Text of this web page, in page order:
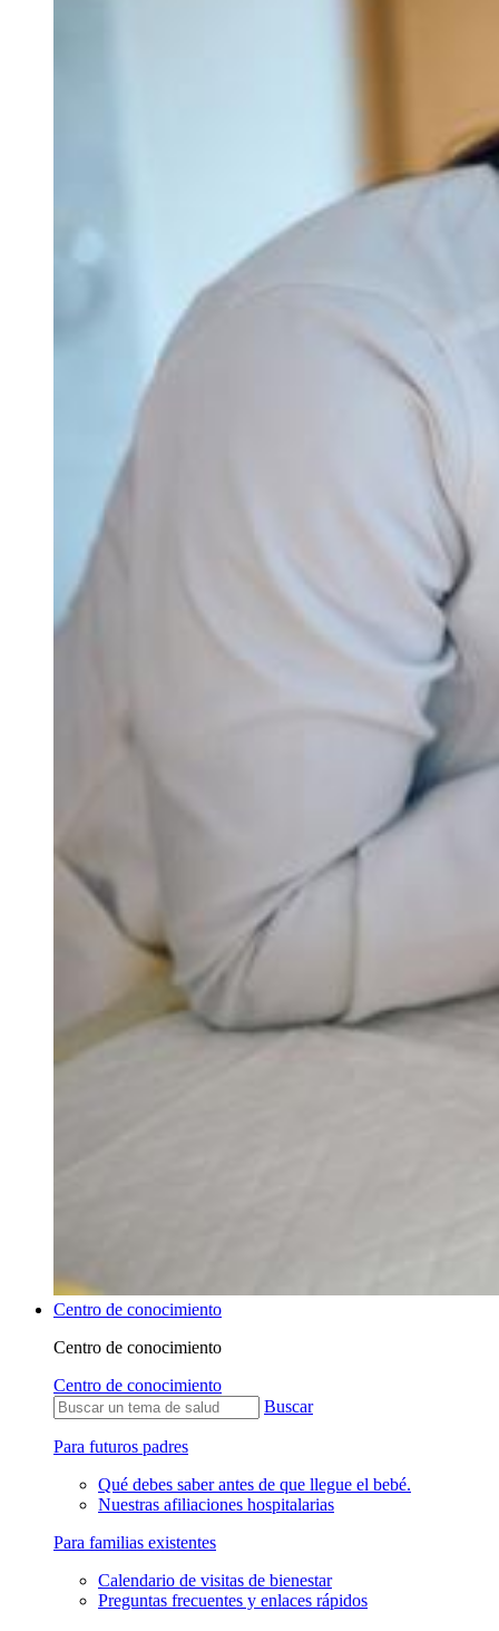
Centro de conocimiento
Centro de conocimiento
Centro de conocimiento
Buscar
Para futuros padres
Qué debes saber antes de que llegue el bebé.
Nuestras afiliaciones hospitalarias
Para familias existentes
Calendario de visitas de bienestar
Preguntas frecuentes y enlaces rápidos